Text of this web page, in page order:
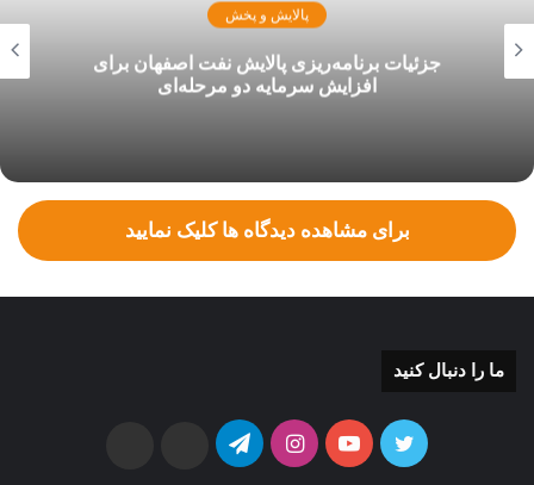
پالایش و پخش
جزئیات برنامه‌ریزی پالایش نفت اصفهان برای
افزایش سرمایه دو مرحله‌ای
برای مشاهده دیدگاه ها کلیک نمایید
ما را دنبال کنید
توییتر یوتیوباینستاگرامتلگرام